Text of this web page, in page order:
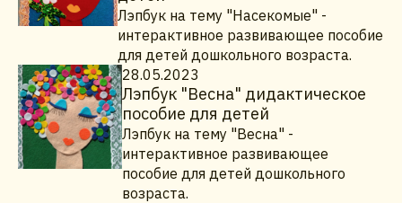
Лэпбук на тему "Насекомые" -
интерактивное развивающее пособие
для детей дошкольного возраста.
28.05.2023
Лэпбук "Весна" дидактическое
пособие для детей
Лэпбук на тему "Весна" -
интерактивное развивающее
пособие для детей дошкольного
возраста.